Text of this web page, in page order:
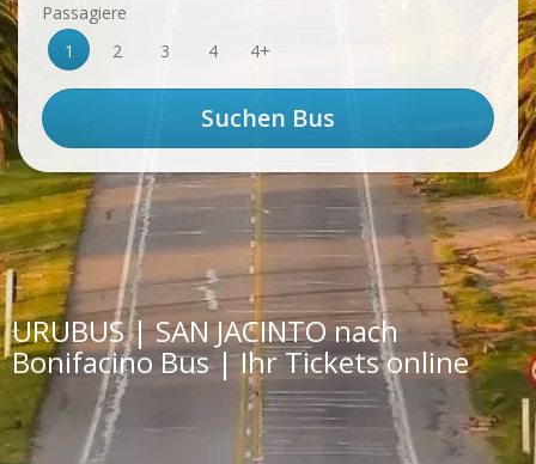
Passagiere
1
2 3 4 4+
URUBUS | SAN JACINTO nach
Bonifacino Bus | Ihr Tickets online